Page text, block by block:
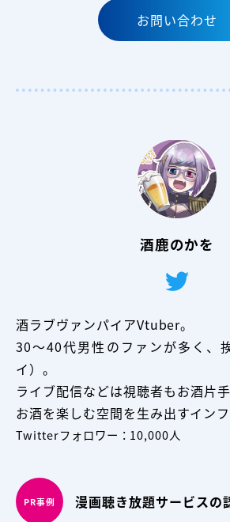
お問い合わせ
酒鹿のかを
酒ラブヴァンパイアVtuber。
30〜40代男性のファンが多く、
イ）。
ライブ配信などは視聴者もお酒片
お酒を楽しむ空間を生み出すインフ
Twitterフォロワー：10,000人
PR事例 漫画聴き放題サービスの